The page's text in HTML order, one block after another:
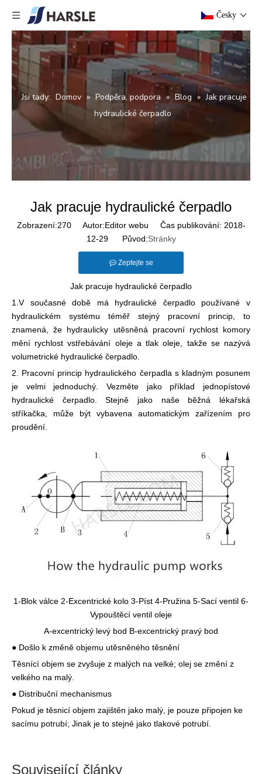
Česky
Jsi tady: Domov » Podpěra, podpora » Blog » Jak pracuje
hydraulické čerpadlo
Jak pracuje hydraulické čerpadlo
Zobrazení:270Autor:Editor webu Čas publikování: 2018-
12-29 Původ:Stránky
Zeptejte se
Jak pracuje hydraulické čerpadlo
1.V současné době má hydraulické čerpadlo používané v
hydraulickém systému téměř stejný pracovní princip, to
znamená, že hydraulicky utěsněná pracovní rychlost komory
mění rychlost vstřebávání oleje a tlak oleje, takže se nazývá
volumetrické hydraulické čerpadlo.
2. Pracovní princip hydraulického čerpadla s kladným posunem
je velmi jednoduchý. Vezměte jako příklad jednopístové
hydraulické čerpadlo. Stejně jako naše běžná lékařská
stříkačka, může být vybavena automatickým zařízením pro
proudění.
1-Blok válce 2-Excentrické kolo 3-Píst 4-Pružina 5-Sací ventil 6-
Vypouštěcí ventil oleje
A-excentrický levý bod B-excentrický pravý bod
● Došlo k změně objemu utěsněného těsnění
Těsnící objem se zvyšuje z malých na velké; olej se změní z
velkého na malý.
● Distribuční mechanismus
Pokud je těsnicí objem zajištěn jako malý, je pouze připojen ke
sacímu potrubí; Jinak je to stejné jako tlakové potrubí.
Související články